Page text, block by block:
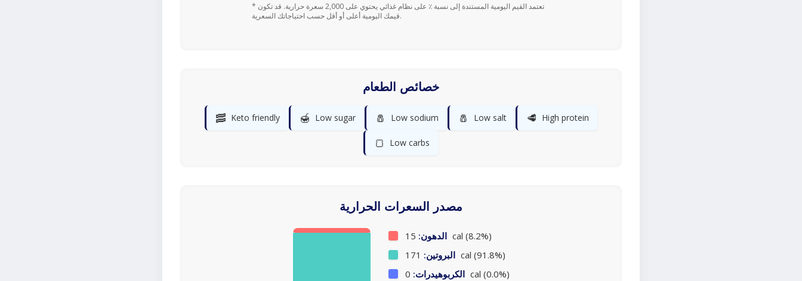
* تعتمد القيم اليومية المستندة إلى نسبة ٪ على نظام غذائي يحتوي على 2,000 سعرة حرارية. قد تكون
قيمك اليومية أعلى أو أقل حسب احتياجاتك السعرية.
خصائص الطعام
🥓 Keto friendly 🍯 Low sugar 🧂 Low sodium 🧂 Low salt 🥩 High protein
🍞 Low carbs
مصدر السعرات الحرارية
الدهون: 15 cal (8.2%)
البروتين: 171 cal (91.8%)
الكربوهيدرات: 0 cal (0.0%)